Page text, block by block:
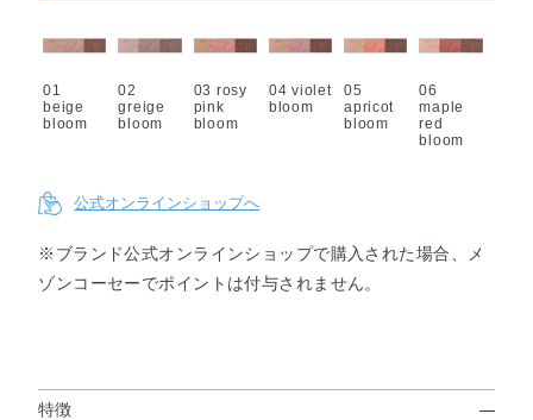
01
beige
bloom
02
greige
bloom
03 rosy
pink
bloom
04 violet
bloom
05
apricot
bloom
06
maple
red
bloom
公式オンラインショップへ
※ブランド公式オンラインショップで購入された場合、メ
ゾンコーセーでポイントは付与されません。
特徴